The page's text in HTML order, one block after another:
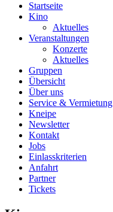
Startseite
Kino
Aktuelles
Veranstaltungen
Konzerte
Aktuelles
Gruppen
Übersicht
Über uns
Service & Vermietung
Kneipe
Newsletter
Kontakt
Jobs
Einlasskriterien
Anfahrt
Partner
Tickets